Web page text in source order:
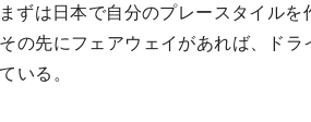
ずは日本で自分のプレースタイルを
の先にフェアウェイがあれば、ドラ
いる。